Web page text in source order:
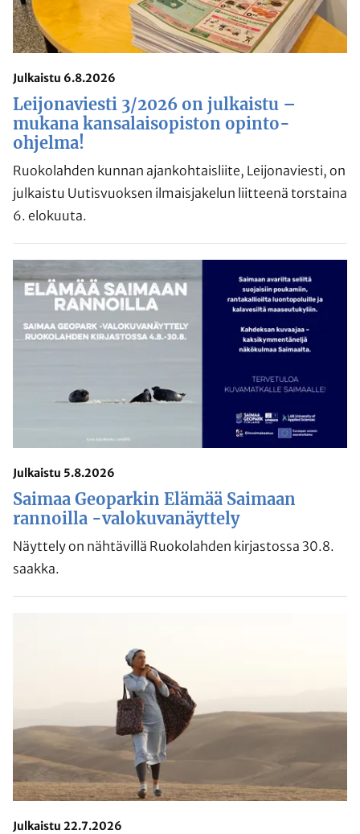
Julkaistu 6.8.2026
Leijonaviesti 3/2026 on julkaistu –
mukana kansalaisopiston opinto-
ohjelma!
Ruokolahden kunnan ajankohtaisliite, Leijonaviesti, on
julkaistu Uutisvuoksen ilmaisjakelun liitteenä torstaina
6. elokuuta.
Julkaistu 5.8.2026
Saimaa Geoparkin Elämää Saimaan
rannoilla -valokuvanäyttely
Näyttely on nähtävillä Ruokolahden kirjastossa 30.8.
saakka.
Julkaistu 22.7.2026